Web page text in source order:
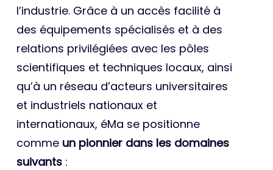
l’industrie. Grâce à un accès facilité à
des équipements spécialisés et à des
relations privilégiées avec les pôles
scientifiques et techniques locaux, ainsi
qu’à un réseau d’acteurs universitaires
et industriels nationaux et
internationaux, éMa se positionne
comme un pionnier dans les domaines
suivants :